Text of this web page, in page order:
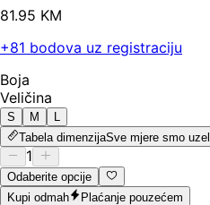
81.95 KM
+81 bodova uz registraciju
Boja
Veličina
S M
L
Tabela dimenzijaSve mjere smo
1
Odaberite opcije
Kupi odmah
Plaćanje pouzećem